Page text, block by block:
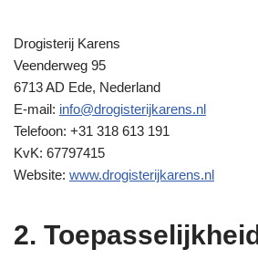
Drogisterij Karens
Veenderweg 95
6713 AD Ede, Nederland
E-mail: info@drogisterijkarens.nl
Telefoon: +31 318 613 191
KvK: 67797415
Website: www.drogisterijkarens.nl
2. Toepasselijkheid